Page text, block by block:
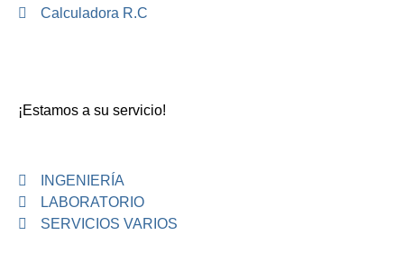
Calculadora R.C
¡Estamos a su servicio!
INGENIERÍA
LABORATORIO
SERVICIOS VARIOS